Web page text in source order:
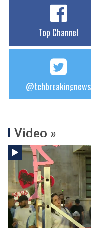
Top Channel
@tchbreakingnews
Video »